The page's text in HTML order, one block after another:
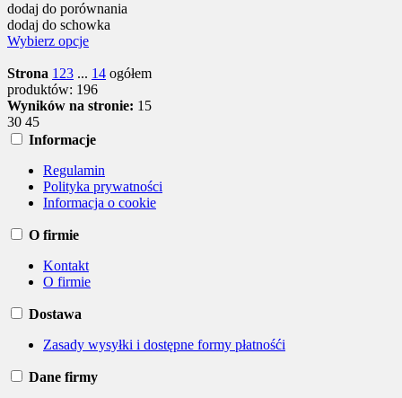
dodaj do porównania
dodaj do schowka
Wybierz opcje
Strona 1 23 ... 14 ogółem
produktów: 196
Wyników na stronie: 15
30 45
Informacje
Regulamin
Polityka prywatności
Informacja o cookie
O firmie
Kontakt
O firmie
Dostawa
Zasady wysyłki i dostępne formy płatnośći
Dane firmy